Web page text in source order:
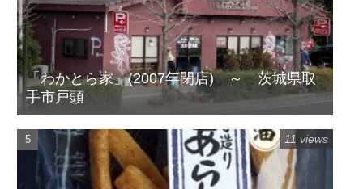
「わかとら家」(2007年閉店) ～ 茨城県取
手市戸頭
11 views